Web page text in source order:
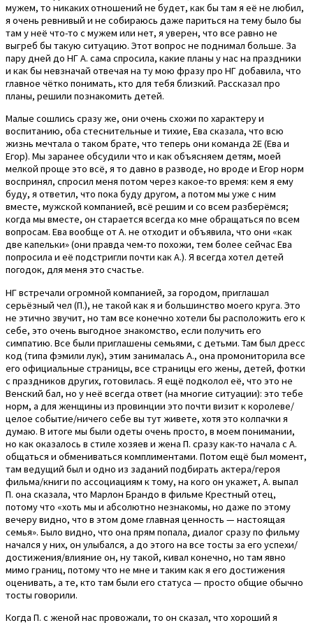
мужем, то никаких отношений не будет, как бы там я её не любил,
я очень ревнивый и не собираюсь даже париться на тему было бы
там у неё что-то с мужем или нет, я уверен, что все равно не
выгреб бы такую ситуацию. Этот вопрос не поднимал больше. За
пару дней до НГ А. сама спросила, какие планы у нас на праздники
и как бы невзначай отвечая на ту мою фразу про НГ добавила, что
главное чётко понимать, кто для тебя близкий. Рассказал про
планы, решили познакомить детей.
Малые сошлись сразу же, они очень схожи по характеру и
воспитанию, оба стеснительные и тихие, Ева сказала, что всю
жизнь мечтала о таком брате, что теперь они команда 2Е (Ева и
Егор). Мы заранее обсудили что и как объясняем детям, моей
мелкой проще это всё, я то давно в разводе, но вроде и Егор норм
воспринял, спросил меня потом через какое-то время: кем я ему
буду, я ответил, что пока буду другом, а потом мы уже с ним
вместе, мужской компанией, всё решим и со всем разберёмся;
когда мы вместе, он старается всегда ко мне обращаться по всем
вопросам. Ева вообще от А. не отходит и объявила, что они «как
две капельки» (они правда чем-то похожи, тем более сейчас Ева
попросила и её подстригли почти как А.). Я всегда хотел детей
погодок, для меня это счастье.
НГ встречали огромной компанией, за городом, приглашал
серьёзный чел (П.), не такой как я и большинство моего круга. Это
не этично звучит, но там все конечно хотели бы расположить его к
себе, это очень выгодное знакомство, если получить его
симпатию. Все были приглашены семьями, с детьми. Там был дресс
код (типа фэмили лук), этим занималась А., она промониторила все
его официальные страницы, все страницы его жены, детей, фотки
с праздников других, готовилась. Я ещё подколол её, что это не
Венский бал, но у неё всегда ответ (на многие ситуации): это тебе
норм, а для женщины из провинции это почти визит к королеве/
целое событие/ничего себе вы тут живете, хотя это колпачки я
думаю. В итоге мы были одеты очень просто, в моем понимании,
но как оказалось в стиле хозяев и жена П. сразу как-то начала с А.
общаться и обмениваться комплиментами. Потом ещё был момент,
там ведущий был и одно из заданий подбирать актера/героя
фильма/книги по ассоциациям к тому, на кого он укажет, А. выпал
П. она сказала, что Марлон Брандо в фильме Крестный отец,
потому что «хоть мы и абсолютно незнакомы, но даже по этому
вечеру видно, что в этом доме главная ценность — настоящая
семья». Было видно, что она прям попала, диалог сразу по фильму
начался у них, он улыбался, а до этого на все тосты за его успехи/
достижения/влияние он, ну такой, кивал конечно, но там явно
мимо границ, потому что не мне и таким как я его достижения
оценивать, а те, кто там были его статуса — просто общие обычно
тосты говорили.
Когда П. с женой нас провожали, то он сказал, что хороший я